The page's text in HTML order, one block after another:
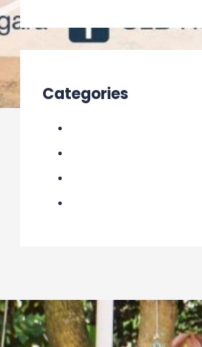
Categories